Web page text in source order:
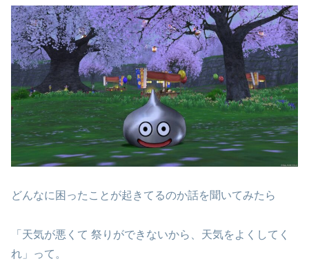
どんなに困ったことが起きてるのか話を聞いてみたら
「天気が悪くて 祭りができないから、天気をよくしてく
れ」って。